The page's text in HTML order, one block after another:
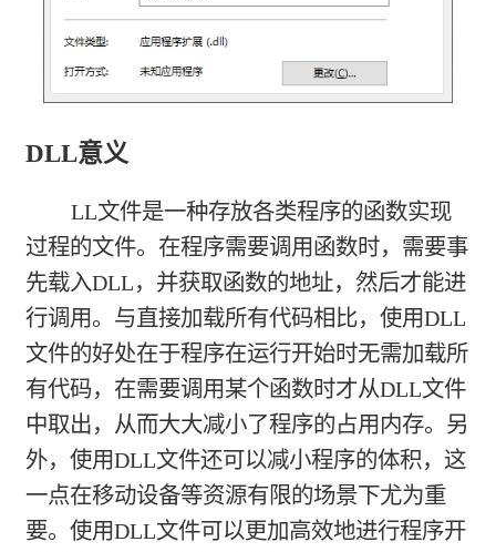
DLL意义
LL文件是一种存放各类程序的函数实现
过程的文件。在程序需要调用函数时，需要事
先载入DLL，并获取函数的地址，然后才能进
行调用。与直接加载所有代码相比，使用DLL
文件的好处在于程序在运行开始时无需加载所
有代码，在需要调用某个函数时才从DLL文件
中取出，从而大大减小了程序的占用内存。另
外，使用DLL文件还可以减小程序的体积，这
一点在移动设备等资源有限的场景下尤为重
要。使用DLL文件可以更加高效地进行程序开